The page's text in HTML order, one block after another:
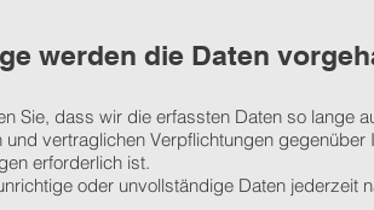
werden die Daten
Sie, dass wir die erfassten Daten so lange
und vertraglichen Verpflichtungen
erforderlich ist.
oder unvollständige Daten